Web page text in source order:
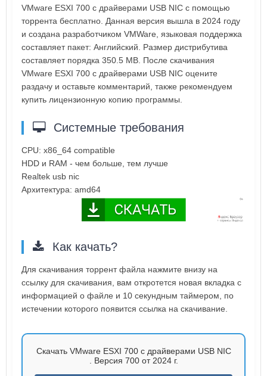
VMware ESXI 700 с драйверами USB NIC с помощью
торрента бесплатно. Данная версия вышла в 2024 году
и создана разработчиком VMWare, языковая поддержка
составляет пакет: Английский. Размер дистрибутива
составляет порядка 350.5 MB. После скачивания
VMware ESXI 700 с драйверами USB NIC оцените
раздачу и оставьте комментарий, также рекомендуем
купить лицензионную копию программы.
Системные требования
CPU: x86_64 compatible
HDD и RAM - чем больше, тем лучше
Realtek usb nic
Архитектура: amd64
Как качать?
Для скачивания торрент файла нажмите внизу на
ссылку для скачивания, вам откротется новая вкладка с
информацией о файле и 10 секундным таймером, по
истечении которого появится ссылка на скачивание.
Скачать VMware ESXI 700 с драйверами USB NIC
. Версия 700 от 2024 г.